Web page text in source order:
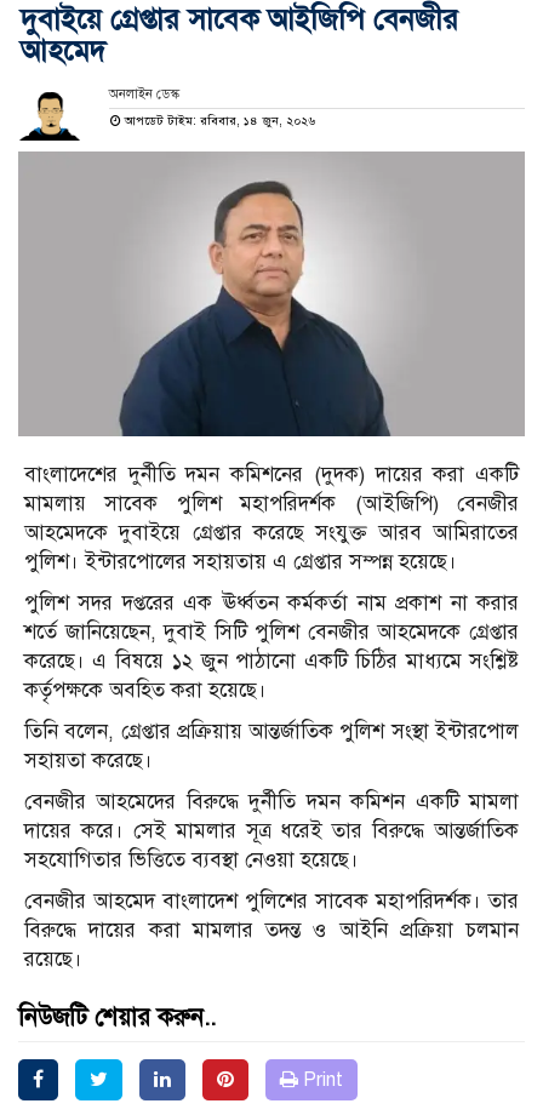
দুবাইয়ে গ্রেপ্তার সাবেক আইজিপি বেনজীর
আহমেদ
অনলাইন ডেস্ক
আপডেট টাইম: রবিবার, ১৪ জুন, ২০২৬
বাংলাদেশের দুর্নীতি দমন কমিশনের (দুদক) দায়ের করা একটি
মামলায় সাবেক পুলিশ মহাপরিদর্শক (আইজিপি) বেনজীর
আহমেদকে দুবাইয়ে গ্রেপ্তার করেছে সংযুক্ত আরব আমিরাতের
পুলিশ। ইন্টারপোলের সহায়তায় এ গ্রেপ্তার সম্পন্ন হয়েছে।
পুলিশ সদর দপ্তরের এক ঊর্ধ্বতন কর্মকর্তা নাম প্রকাশ না করার
শর্তে জানিয়েছেন, দুবাই সিটি পুলিশ বেনজীর আহমেদকে গ্রেপ্তার
করেছে। এ বিষয়ে ১২ জুন পাঠানো একটি চিঠির মাধ্যমে সংশ্লিষ্ট
কর্তৃপক্ষকে অবহিত করা হয়েছে।
তিনি বলেন, গ্রেপ্তার প্রক্রিয়ায় আন্তর্জাতিক পুলিশ সংস্থা ইন্টারপোল
সহায়তা করেছে।
বেনজীর আহমেদের বিরুদ্ধে দুর্নীতি দমন কমিশন একটি মামলা
দায়ের করে। সেই মামলার সূত্র ধরেই তার বিরুদ্ধে আন্তর্জাতিক
সহযোগিতার ভিত্তিতে ব্যবস্থা নেওয়া হয়েছে।
বেনজীর আহমেদ বাংলাদেশ পুলিশের সাবেক মহাপরিদর্শক। তার
বিরুদ্ধে দায়ের করা মামলার তদন্ত ও আইনি প্রক্রিয়া চলমান
রয়েছে।
নিউজটি শেয়ার করুন..
Print